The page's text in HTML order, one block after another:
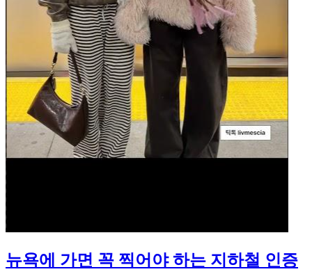
뉴욕에 가면 꼭 찍어야 하는 지하철 인증